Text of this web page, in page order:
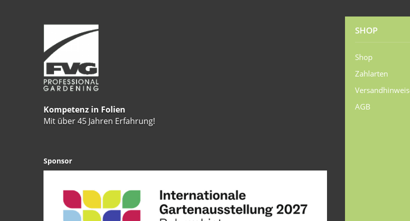
Kompetenz in Folien
Mit über 45 Jahren Erfahrung!
Sponsor
SHOP
Shop
Zahlarten
AGB